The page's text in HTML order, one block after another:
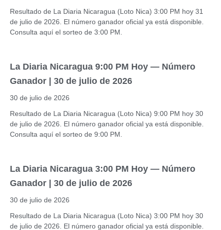
Resultado de La Diaria Nicaragua (Loto Nica) 3:00 PM hoy 31
de julio de 2026. El número ganador oficial ya está disponible.
Consulta aquí el sorteo de 3:00 PM.
La Diaria Nicaragua 9:00 PM Hoy — Número
Ganador | 30 de julio de 2026
30 de julio de 2026
Resultado de La Diaria Nicaragua (Loto Nica) 9:00 PM hoy 30
de julio de 2026. El número ganador oficial ya está disponible.
Consulta aquí el sorteo de 9:00 PM.
La Diaria Nicaragua 3:00 PM Hoy — Número
Ganador | 30 de julio de 2026
30 de julio de 2026
Resultado de La Diaria Nicaragua (Loto Nica) 3:00 PM hoy 30
de julio de 2026. El número ganador oficial ya está disponible.